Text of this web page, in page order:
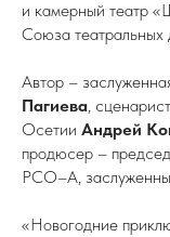
и камерный театр
Союза театральных
Автор –
Пагиева,
Осетии Андрей
продюсер –
РСО–А,
«Новогодние